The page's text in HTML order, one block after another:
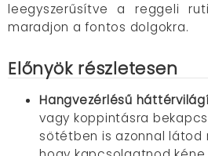
leegyszerűsítve a reggeli
maradjon a fontos dolgokra.
Előnyök részletesen
Hangvezérlésű
vagy koppintásra
sötétben is azonnal látod